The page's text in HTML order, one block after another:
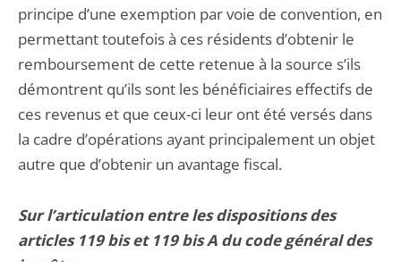
principe d’une exemption par voie de convention, en
permettant toutefois à ces résidents d’obtenir le
remboursement de cette retenue à la source s’ils
démontrent qu’ils sont les bénéficiaires effectifs de
ces revenus et que ceux-ci leur ont été versés dans
la cadre d’opérations ayant principalement un objet
autre que d’obtenir un avantage fiscal.
Sur l’articulation entre les dispositions des
articles 119 bis et 119 bis A du code général des